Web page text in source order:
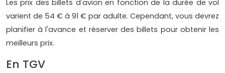
Les prix des billets d'avion en fonction de la durée de vol
varient de 54 € à 91 € par adulte. Cependant, vous devrez
planifier à l'avance et réserver des billets pour obtenir les
meilleurs prix.
En TGV